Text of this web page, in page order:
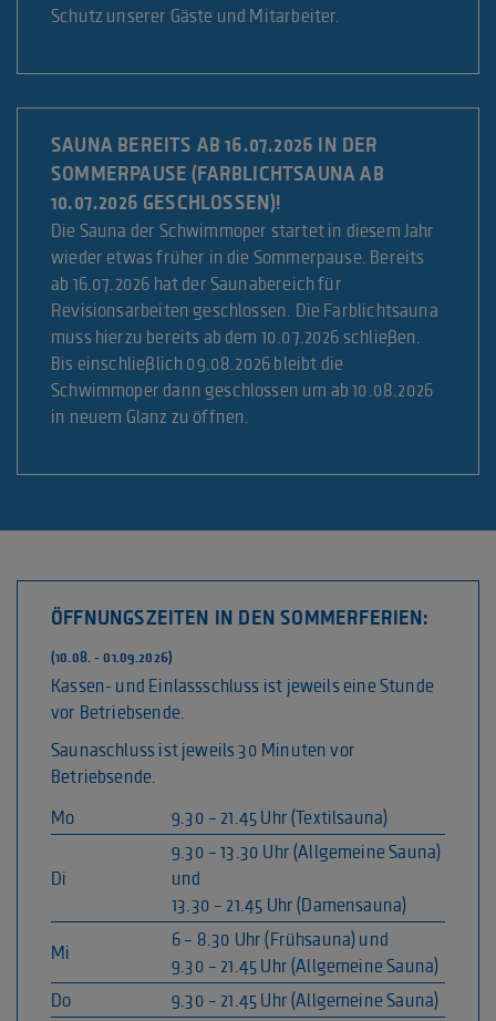
Schutz unserer Gäste und Mitarbeiter.
SAUNA BEREITS AB 16.07.2026 IN DER
SOMMERPAUSE (FARBLICHTSAUNA AB
10.07.2026 GESCHLOSSEN)!
Die Sauna der Schwimmoper startet in diesem Jahr
wieder etwas früher in die Sommerpause. Bereits
ab 16.07.2026 hat der Saunabereich für
Revisionsarbeiten geschlossen. Die Farblichtsauna
muss hierzu bereits ab dem 10.07.2026 schließen.
Bis einschließlich 09.08.2026 bleibt die
Schwimmoper dann geschlossen um ab 10.08.2026
in neuem Glanz zu öffnen.
ÖFFNUNGSZEITEN IN DEN SOMMERFERIEN:
(10.08. - 01.09.2026)
Kassen- und Einlassschluss ist jeweils eine Stunde
vor Betriebsende.
Saunaschluss ist jeweils 30 Minuten vor
Betriebsende.
Mo
9.30 – 21.45 Uhr (Textilsauna)
Di
9.30 – 13.30 Uhr (Allgemeine Sauna)
und
13.30 – 21.45 Uhr (Damensauna)
Mi
6 – 8.30 Uhr (Frühsauna) und
9.30 – 21.45 Uhr (Allgemeine Sauna)
Do
9.30 – 21.45 Uhr (Allgemeine Sauna)